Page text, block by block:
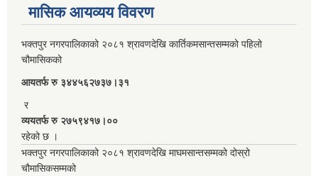
मासिक आयव्यय विवरण
भक्तपुर नगरपालिकाको २०८१ श्रावणदेखि कार्तिकमसान्तसम्मको पहिलो
चौमासिकको
आयतर्फ रु‌ ३४४५६२७३७।३१
र
व्ययतर्फ रु २७५९४१७।००
रहेको छ ।
भक्तपुर नगरपालिकाको २०८१ श्रावणदेखि माघमसान्तसम्मको दोस्रो
चौमासिकसम्मको